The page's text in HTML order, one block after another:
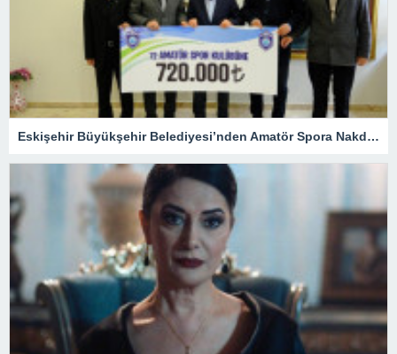
Eskişehir Büyükşehir Belediyesi’nden Amatör Spora Nakdi Destek